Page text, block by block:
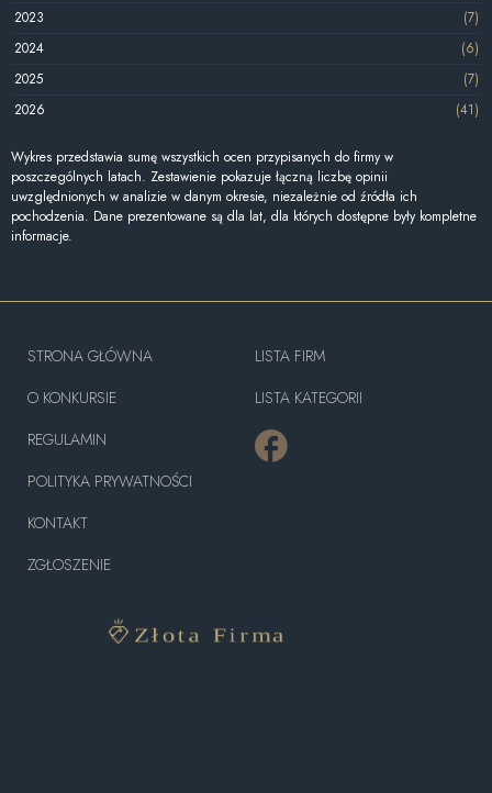
2023
(7)
2024
(6)
2025
(7)
2026
(41)
Wykres przedstawia sumę wszystkich ocen przypisanych do firmy w
poszczególnych latach. Zestawienie pokazuje łączną liczbę opinii
uwzględnionych w analizie w danym okresie, niezależnie od źródła ich
pochodzenia. Dane prezentowane są dla lat, dla których dostępne były kompletne
informacje.
STRONA GŁÓWNA
O KONKURSIE
REGULAMIN
POLITYKA PRYWATNOŚCI
KONTAKT
ZGŁOSZENIE
LISTA FIRM
LISTA KATEGORII